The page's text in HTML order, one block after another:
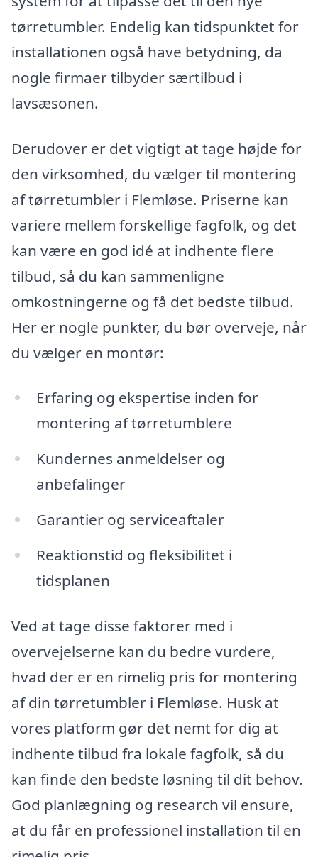
tørretumbler. Endelig kan tidspunktet for
installationen også have betydning, da
nogle firmaer tilbyder særtilbud i
lavsæsonen.
Derudover er det vigtigt at tage højde for
den virksomhed, du vælger til montering
af tørretumbler i Flemløse. Priserne kan
variere mellem forskellige fagfolk, og det
kan være en god idé at indhente flere
tilbud, så du kan sammenligne
omkostningerne og få det bedste tilbud.
Her er nogle punkter, du bør overveje, når
du vælger en montør:
Erfaring og ekspertise inden for
montering af tørretumblere
Kundernes anmeldelser og
anbefalinger
Garantier og serviceaftaler
Reaktionstid og fleksibilitet i
tidsplanen
Ved at tage disse faktorer med i
overvejelserne kan du bedre vurdere,
hvad der er en rimelig pris for montering
af din tørretumbler i Flemløse. Husk at
vores platform gør det nemt for dig at
indhente tilbud fra lokale fagfolk, så du
kan finde den bedste løsning til dit behov.
God planlægning og research vil ensure,
at du får en professionel installation til en